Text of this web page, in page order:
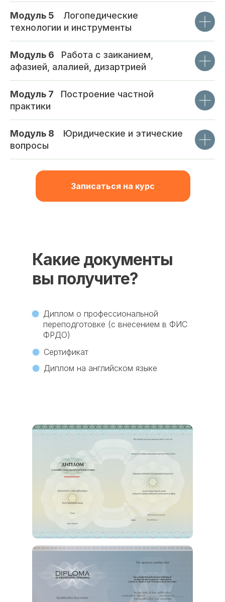
Модуль 5
Логопедические
технологии и инструменты
Модуль 6
Работа с заиканием,
афазией, алалией, дизартрией
Модуль 7
Построение частной
практики
Модуль 8
Юридические и этические
вопросы
Записаться на курс
Какие документы
вы получите?
Диплом о профессиональной
переподготовке (с внесением в ФИС
ФРДО)
Сертификат
Диплом на английском языке